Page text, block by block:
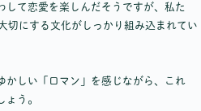
して恋愛を楽しんだそうですが、私た
切にする文化がしっかり組み込まれてい
かしい「ロマン」を感じながら、これ
ょう。